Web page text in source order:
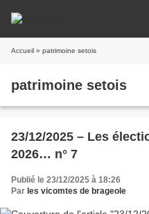
Accueil » patrimoine setois
patrimoine setois
23/12/2025 – Les
2026… n° 7
Publié le 23/12/2025 à 18:26
Par les vicomtes de brageole